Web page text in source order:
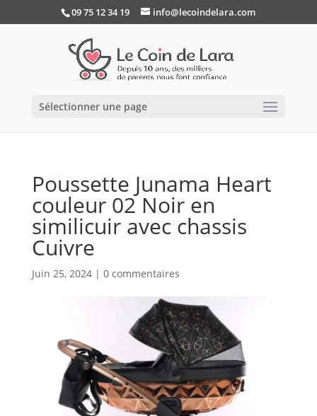
09 75 12 34 19 info@lecoindelara.com
Sélectionner une page
Poussette Junama Heart
couleur 02 Noir en
similicuir avec chassis
Cuivre
Juin 25, 2024| 0 commentaires